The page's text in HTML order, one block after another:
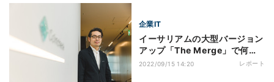
企業IT
イーサリアムの大型バージョン
アップ「The Merge」で何が
変わるんですか？
2022/09/15 14:20 レポート